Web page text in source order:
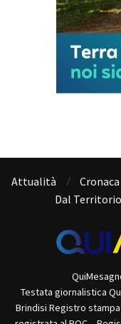
Attualità Cronaca
Dal Territorio
Testata giornalistica
Brindisi Registro